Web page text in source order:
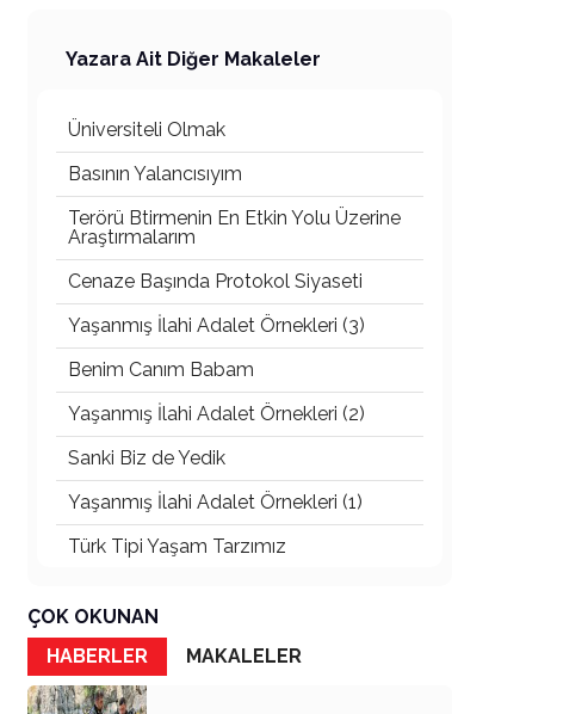
Yazara Ait Diğer Makaleler
Üniversiteli Olmak
Basının Yalancısıyım
Terörü Btirmenin En Etkin Yolu Üzerine
Araştırmalarım
Cenaze Başında Protokol Siyaseti
Yaşanmış İlahi Adalet Örnekleri (3)
Benim Canım Babam
Yaşanmış İlahi Adalet Örnekleri (2)
Sanki Biz de Yedik
Yaşanmış İlahi Adalet Örnekleri (1)
Türk Tipi Yaşam Tarzımız
Katil Ağaçlar
Keşke Herkes Sevdiği ve İyi Bildiği İşi
Yapsa
ÇOK OKUNAN
HABERLER
MAKALELER